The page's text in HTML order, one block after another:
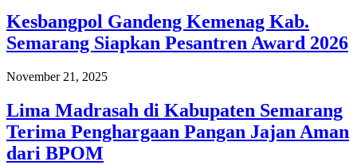
Kesbangpol Gandeng Kemenag Kab.
Semarang Siapkan Pesantren Award 2026
November 21, 2025
Lima Madrasah di Kabupaten Semarang
Terima Penghargaan Pangan Jajan Aman
dari BPOM